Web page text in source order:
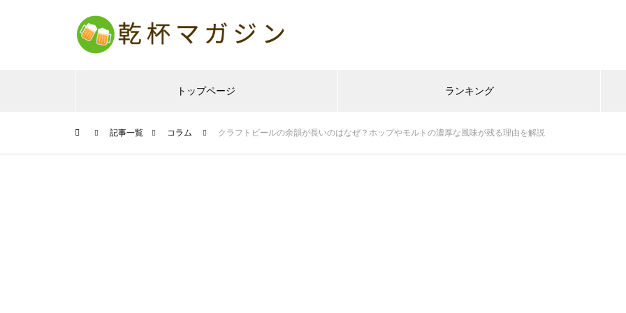
トップページ ランキング
記事一覧 コラム クラフトビールの余韻が長いのはなぜ？ホップやモルトの濃厚な風味が残る理由を解説